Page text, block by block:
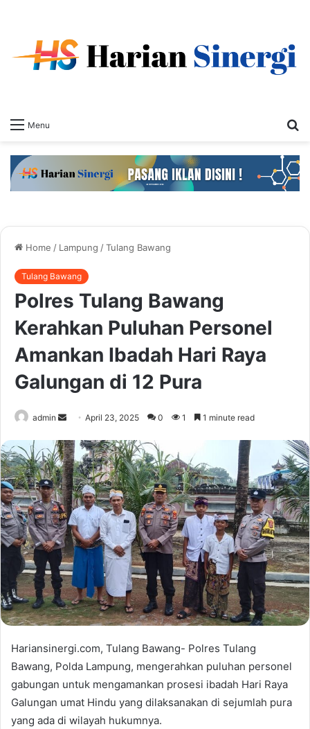
Menu
Home / Lampung /Tulang Bawang
Tulang Bawang
Polres Tulang Bawang
Kerahkan Puluhan Personel
Amankan Ibadah Hari Raya
Galungan di 12 Pura
admin
Send
email
April 23, 2025 0 1 1 minute read
Hariansinergi.com, Tulang Bawang- Polres Tulang
Bawang, Polda Lampung, mengerahkan puluhan personel
gabungan untuk mengamankan prosesi ibadah Hari Raya
Galungan umat Hindu yang dilaksanakan di sejumlah pura
yang ada di wilayah hukumnya.